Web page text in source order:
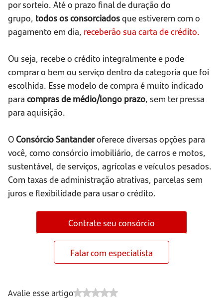
por sorteio. Até o prazo final de duração do
grupo, todos os consorciadosque estiverem com o
pagamento em dia, receberão sua carta de crédito.
Ou seja, recebe o crédito integralmente e pode
comprar o bem ou serviço dentro da categoria que foi
escolhida. Esse modelo de compra é muito indicado
para compras de médio/longo prazo, sem ter pressa
para aquisição.
OConsórcio Santanderoferece diversas opções para
você, como consórcio imobiliário, de carros e motos,
sustentável, de serviços, agrícolas e veículos pesados.
Com taxas de administração atrativas, parcelas sem
juros e flexibilidade para usar o crédito.
Contrate seu consórcio
Falar com especialista
Avalie esse artigo